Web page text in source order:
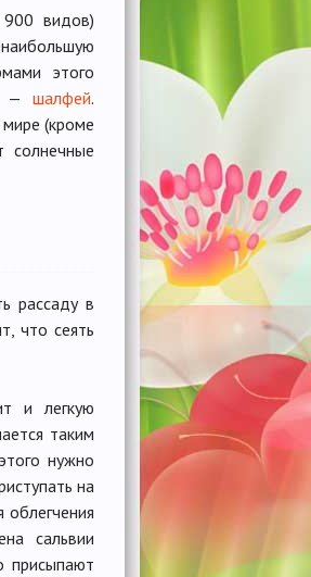
900 видов)
этого
— шалфей.
(кроме
солнечные
рассаду в
что сеять
и легкую
таким
нужно
на
сальвии
присыпают